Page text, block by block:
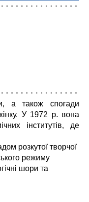
а також спогади
У 1972 р. вона
інститутів, де
розкутої творчої
режиму
шори та